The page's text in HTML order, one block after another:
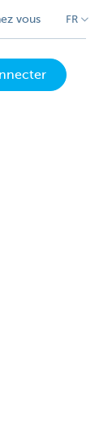
vous FR